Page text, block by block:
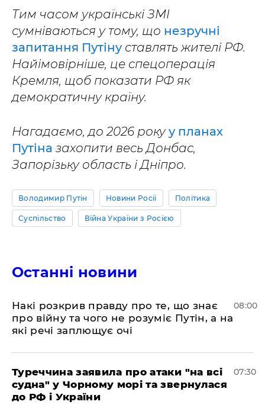
Тим часом українські ЗМІ
сумніваються у тому, що незручні
запитання Путіну ставлять жителі РФ.
Найімовірніше, це спецоперація
Кремля, щоб показати РФ як
демократичну країну.
Нагадаємо, до 2026 рокуу планах
Путіна захопити весь Донбас,
Запорізьку область і Дніпро.
Володимир Путін Новини Росії Політика
Суспільство Війна України з Росією
Останні новини
Накі розкрив правду про те, що знає
про війну та чого не розуміє Путін, а на
які речі заплющує очі
08:00
Туреччина заявила про атаки "на всі
судна" у Чорному морі та звернулася
до РФ і України
07:30